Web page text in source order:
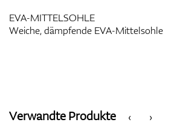
EVA-MITTELSOHLE
Weiche, dämpfende EVA-Mittelsohle
‹
Verwandte Produkte ›